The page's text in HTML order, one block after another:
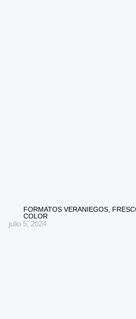
FORMATOS VERANIEGOS,
COLOR
julio 5, 2024